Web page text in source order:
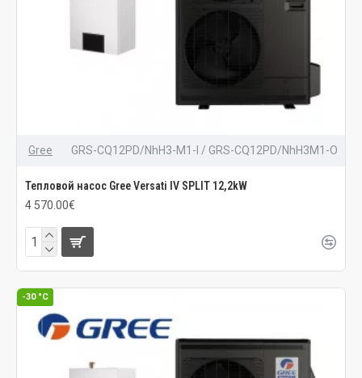
Gree GRS-CQ12PD/NhH3-M1-I / GRS-CQ12PD/NhH3M1-O
Тепловой насос Gree Versati IV SPLIT 12,2kW
4 570.00€
-30 °C